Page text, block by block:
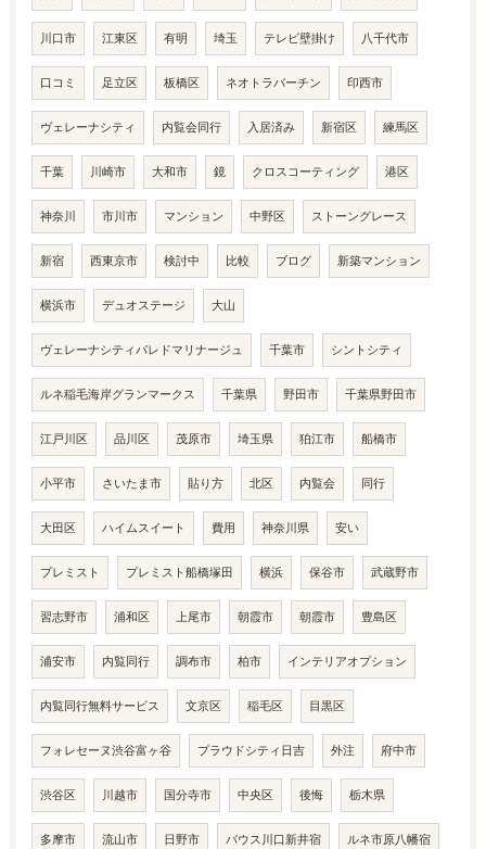
川口市 江東区 有明 埼玉 テレビ壁掛け 八千代市
口コミ 足立区 板橋区 ネオトラバーチン 印西市
ヴェレーナシティ 内覧会同行 入居済み 新宿区 練馬区
千葉 川崎市 大和市 鏡 クロスコーティング 港区
神奈川 市川市 マンション 中野区 ストーングレース
新宿 西東京市 検討中 比較 ブログ 新築マンション
横浜市 デュオステージ 大山
ヴェレーナシティパレドマリナージュ 千葉市 シントシティ
ルネ稲毛海岸グランマークス 千葉県 野田市 千葉県野田市
江戸川区 品川区 茂原市 埼玉県 狛江市 船橋市
小平市 さいたま市 貼り方 北区 内覧会 同行
大田区 ハイムスイート 費用 神奈川県 安い
プレミスト プレミスト船橋塚田 横浜 保谷市 武蔵野市
習志野市 浦和区 上尾市 朝霞市 朝霞市 豊島区
浦安市 内覧同行 調布市 柏市 インテリアオプション
内覧同行無料サービス 文京区 稲毛区 目黒区
フォレセーヌ渋谷富ヶ谷 プラウドシティ日吉 外注 府中市
渋谷区 川越市 国分寺市 中央区 後悔 栃木県
多摩市 流山市 日野市 バウス川口新井宿 ルネ市原八幡宿